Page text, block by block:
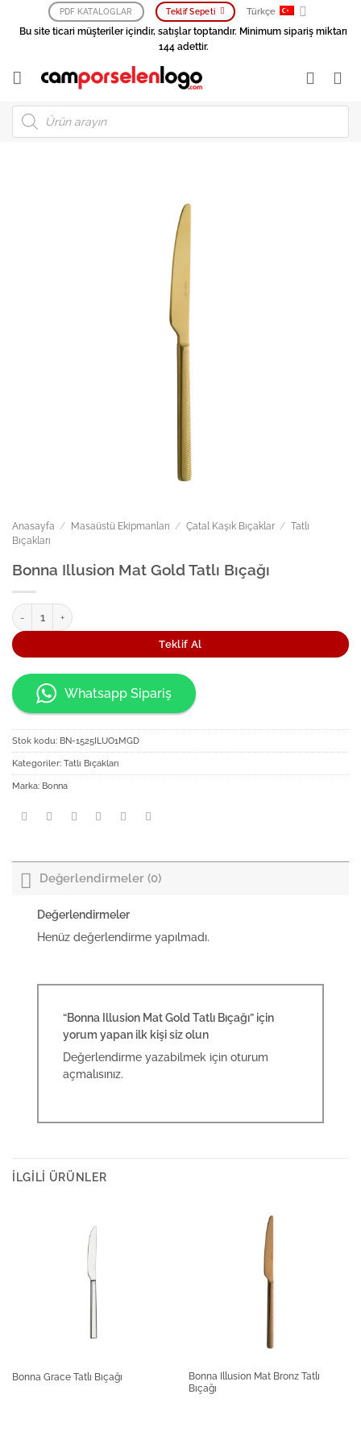
PDF KATALOGLAR Teklif Sepeti Türkçe
Bu site ticari müşteriler içindir, satışlar toptandır. Minimum sipariş miktarı
144 adettir.
Products
search
Anasayfa / Masaüstü Ekipmanları / Çatal Kaşık Bıçaklar / Tatlı
Bıçakları
Bonna Illusion Mat Gold Tatlı Bıçağı
Bonna Illusion Mat Gold Tatlı Bıçağı adet
Teklif Al
Whatsapp Sipariş
Stok kodu: BN-1525ILUO1MGD
Kategoriler: Tatlı Bıçakları
Marka: Bonna
Değerlendirmeler (0)
Değerlendirmeler
Henüz değerlendirme yapılmadı.
“Bonna Illusion Mat Gold Tatlı Bıçağı” için
yorum yapan ilk kişi siz olun
Değerlendirme yazabilmek içinoturum
açmalısınız.
İLGILI ÜRÜNLER
Bonna Grace Tatlı Bıçağı
Bonna Illusion Mat Bronz Tatlı
Bıçağı